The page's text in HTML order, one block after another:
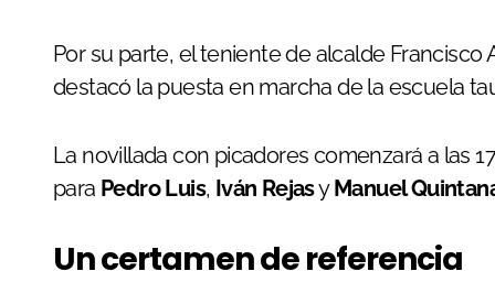
Por su parte, el teniente de alcalde
destacó la puesta en marcha de la escuela
La novillada con picadores comenzará a las
para Pedro Luis, Iván RejasyManuel
Un certamen de referencia